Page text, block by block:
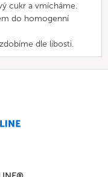
cukr a vmícháme.
do homogenní
dle libosti.